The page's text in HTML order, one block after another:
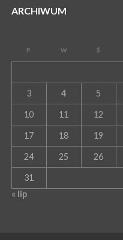
ARCHIWUM
P W Ś
3 4 5
10 11 12
17 18 19
24 25 26
31
« lip